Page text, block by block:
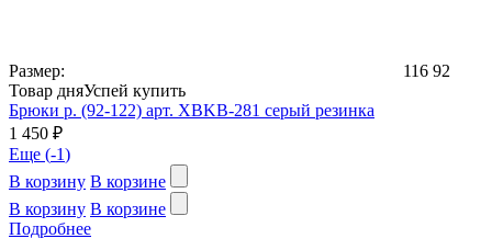
Размер: 116 92
Товар дняУспей купить
Брюки р. (92-122) арт. XBKB-281 серый резинка
1 450 ₽
Еще (-1)
В корзину В корзине
В корзину В корзине
Подробнее